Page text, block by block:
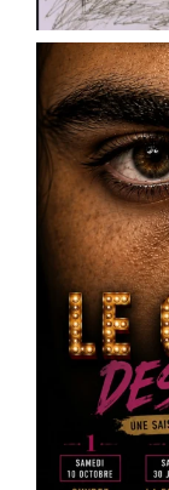
Photo
View on Facebook
Scène
4
« Des
Heraut–
Vous faites
La Scène
samedi 16
des fêtes
cailloux
Heraut .
Ce